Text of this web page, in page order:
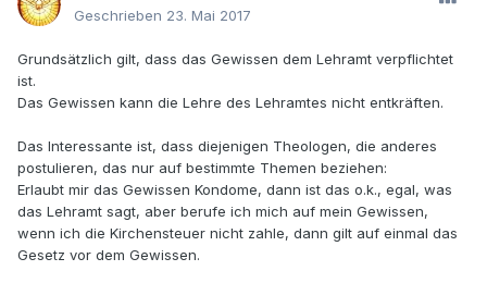
Geschrieben 23. Mai 2017
Grundsätzlich gilt, dass das Gewissen dem Lehramt verpflichtet
ist.
Das Gewissen kann die Lehre des Lehramtes nicht entkräften.
Das Interessante ist, dass diejenigen Theologen, die anderes
postulieren, das nur auf bestimmte Themen beziehen:
Erlaubt mir das Gewissen Kondome, dann ist das o.k., egal, was
das Lehramt sagt, aber berufe ich mich auf mein Gewissen,
wenn ich die Kirchensteuer nicht zahle, dann gilt auf einmal das
Gesetz vor dem Gewissen.